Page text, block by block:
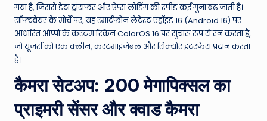
गया है, जिससे डेटा ट्रांसफर और ऐप्स लोडिंग की स्पीड कई गुना बढ़ जाती है।
सॉफ्टवेयर के मोर्चे पर, यह स्मार्टफोन लेटेस्ट एंड्रॉइड 16 (Android 16) पर
आधारित ओप्पो के कस्टम स्किन ColorOS 16 पर सुचारू रूप से रन करता है,
जो यूजर्स को एक क्लीन, कस्टमाइजेबल और सिक्योर इंटरफेस प्रदान करता
है।
कैमरा सेटअप: 200 मेगापिक्सल का
प्राइमरी सेंसर और क्वाड कैमरा